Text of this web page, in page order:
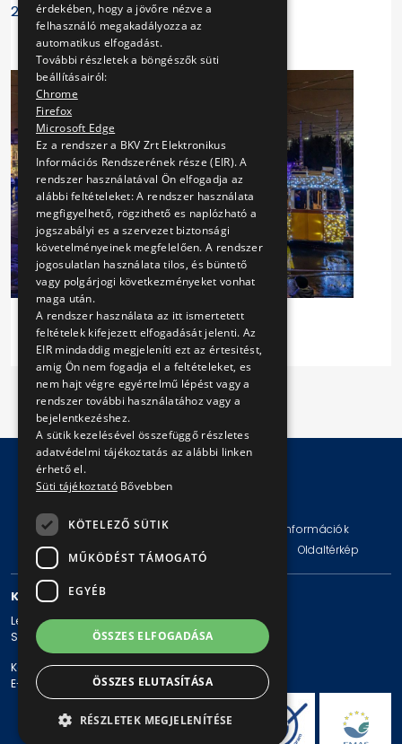
2023. december 23.
Impresszum Jogi nyilatkozat
Technikai információk
Adatvédelmi politika és tájékoztatások
Oldaltérkép
KAPCSOLAT
Levelezési cím: 1980 Budapest, Pf. 11.
Székhely: 1980 Budapest, Akácfa u. 15.
Központi telefonszám: + 36 1 461-65-00
E-mail cím: bkv@bkv.hu
érdekében, hogy a jövőre nézve a
felhasználó megakadályozza az
automatikus elfogadást.
További részletek a böngészők süti
beállításairól:
Chrome
Firefox
Microsoft Edge
Ez a rendszer a BKV Zrt Elektronikus
Információs Rendszerének része (EIR). A
rendszer használatával Ön elfogadja az
alábbi feltételeket: A rendszer használata
megfigyelhető, rögzithető es naplózható a
jogszabályi es a szervezet biztonsági
követelményeinek megfelelően. A rendszer
jogosulatlan használata tilos, és büntető
vagy polgárjogi következményeket vonhat
maga után.
A rendszer használata az itt ismertetett
feltételek kifejezett elfogadását jelenti. Az
EIR mindaddig megjeleníti ezt az értesitést,
amig Ön nem fogadja el a feltételeket, es
nem hajt végre egyértelmű lépést vagy a
rendszer további használatához vagy a
bejelentkezéshez.
A sütik kezelésével összefüggő részletes
adatvédelmi tájékoztatás az alábbi linken
érhető el.
Süti tájékoztató Bővebben
KÖTELEZŐ SÜTIK
MŰKÖDÉST TÁMOGATÓ
EGYÉB
ÖSSZES ELFOGADÁSA
ÖSSZES ELUTASÍTÁSA
RÉSZLETEK MEGJELENÍTÉSE